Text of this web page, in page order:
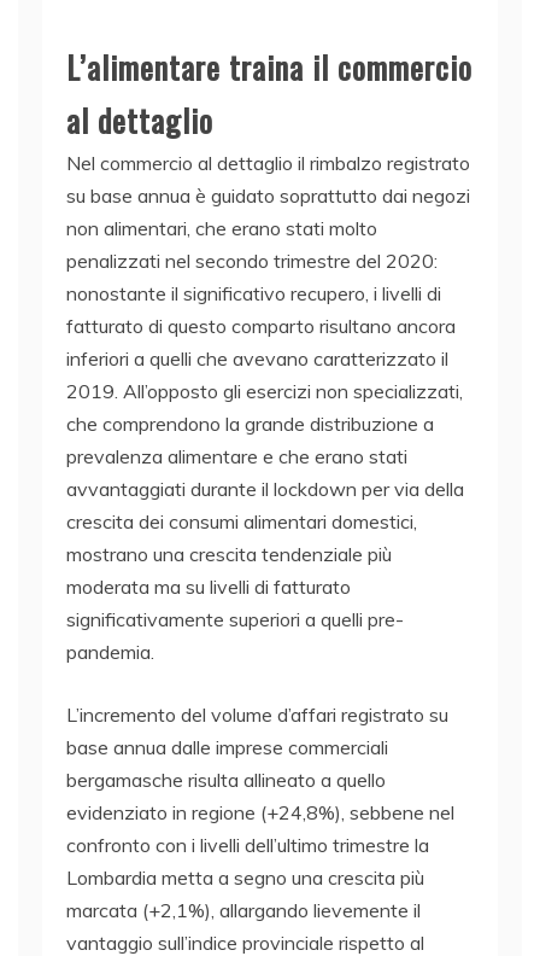
L’alimentare traina il commercio
al dettaglio
Nel commercio al dettaglio il rimbalzo registrato
su base annua è guidato soprattutto dai negozi
non alimentari, che erano stati molto
penalizzati nel secondo trimestre del 2020:
nonostante il significativo recupero, i livelli di
fatturato di questo comparto risultano ancora
inferiori a quelli che avevano caratterizzato il
2019. All’opposto gli esercizi non specializzati,
che comprendono la grande distribuzione a
prevalenza alimentare e che erano stati
avvantaggiati durante il lockdown per via della
crescita dei consumi alimentari domestici,
mostrano una crescita tendenziale più
moderata ma su livelli di fatturato
significativamente superiori a quelli pre-
pandemia.
L’incremento del volume d’affari registrato su
base annua dalle imprese commerciali
bergamasche risulta allineato a quello
evidenziato in regione (+24,8%), sebbene nel
confronto con i livelli dell’ultimo trimestre la
Lombardia metta a segno una crescita più
marcata (+2,1%), allargando lievemente il
vantaggio sull’indice provinciale rispetto al